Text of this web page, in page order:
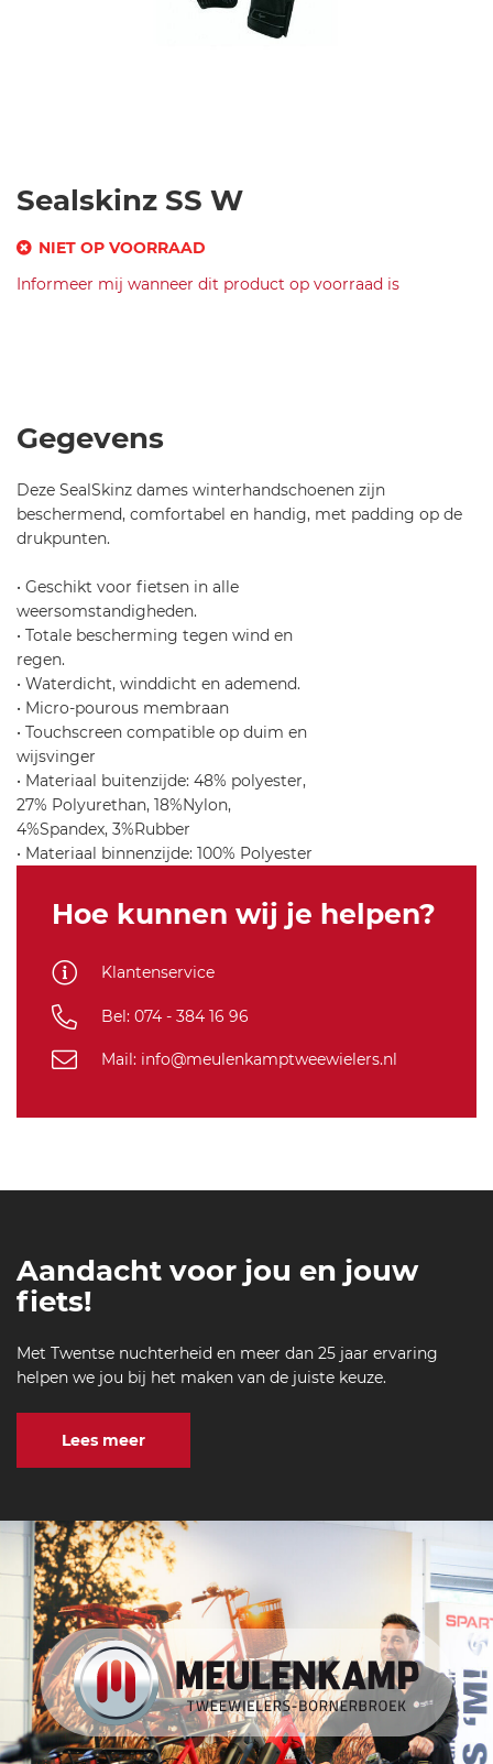
Sealskinz SS W
NIET OP VOORRAAD
SKU
s
s-
7
5
Informeer mij wanneer dit product op voorraad is
Weather
Cycle
Glove-
Black-
S
Ga
naar
het
begin
van
Gegevens
Deze SealSkinz dames winterhandschoenen zijn
beschermend, comfortabel en handig, met padding op de
drukpunten.
• Geschikt voor fietsen in alle
weersomstandigheden.
• Totale bescherming tegen wind en
regen.
• Waterdicht, winddicht en ademend.
• Micro-pourous membraan
• Touchscreen compatible op duim en
wijsvinger
• Materiaal buitenzijde: 48% polyester,
27% Polyurethan, 18%Nylon,
4%Spandex, 3%Rubber
• Materiaal binnenzijde: 100% Polyester
Hoe kunnen wij je helpen?
Klantenservice
Bel: 074 - 384 16 96
Mail: info@meulenkamptweewielers.nl
Aandacht voor jou en jouw
fiets!
Met Twentse nuchterheid en meer dan 25 jaar ervaring
helpen we jou bij het maken van de juiste keuze.
Lees meer